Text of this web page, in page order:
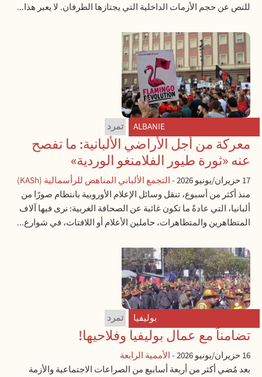
للنص عن حجم الأزمات الداخلية التي يجتازها الطرفان. لا يعبر هذا...
ALBANIE تمرد
معركة من أجل الأراضي الألبانية: ما تفصح
عنه «ثورة طيور الفلامنغو الوردية»
17 حزيران/يونيو 2026 -التجمع الألباني المناهض للرأسمالية (KASh)
منذ أكثر من أسبوع، تنقل وسائل الإعلام الأوروبية بانتظام صورًا من
ألبانيا، التي عادةً ما تكون غائبة عن الصحافة الغربية: نرى فيها آلاف
المتظاهرين والمتظاهرات، حاملين الأعلام أو اللافتات، في شوارع...
بوليفيا تمرد
تضامناً مع عمال بوليفيا وفلاحيها!
16 حزيران/يونيو 2026 -الأممية الرابعة
بعد مُضي أكثر من أربعة أسابيع من الصراعات الاجتماعية والأزمة